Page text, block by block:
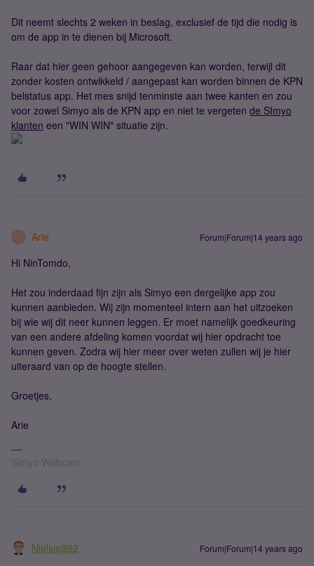
Dit neemt slechts 2 weken in beslag, exclusief de tijd die nodig is
om de app in te dienen bij Microsoft.
Raar dat hier geen gehoor aangegeven kan worden, terwijl dit
zonder kosten ontwikkeld / aangepast kan worden binnen de KPN
belstatus app. Het mes snijd tenminste aan twee kanten en zou
voor zowel Simyo als de KPN app en niet te vergeten de SImyo
klanten een "WIN WIN" situatie zijn.
A Arie Forum|Forum|14 years ago
Hi NinTomdo,
Het zou inderdaad fijn zijn als Simyo een dergelijke app zou
kunnen aanbieden. Wij zijn momenteel intern aan het uitzoeken
bij wie wij dit neer kunnen leggen. Er moet namelijk goedkeuring
van een andere afdeling komen voordat wij hier opdracht toe
kunnen geven. Zodra wij hier meer over weten zullen wij je hier
uiteraard van op de hoogte stellen.
Groetjes,
Arie
Simyo Webcare
Nielsiejjj92 Forum|Forum|14 years ago